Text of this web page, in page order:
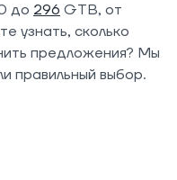
до 296 GTB, от
узнать, сколько
предложения? Мы
правильный выбор.